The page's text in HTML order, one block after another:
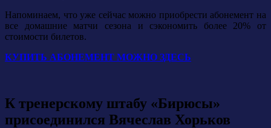
Напоминаем, что уже сейчас можно приобрести абонемент на
все домашние матчи сезона и сэкономить более 20% от
стоимости билетов.
КУПИТЬ АБОНЕМЕНТ МОЖНО ЗДЕСЬ
К тренерскому штабу «Бирюсы»
присоединился Вячеслав Хорьков